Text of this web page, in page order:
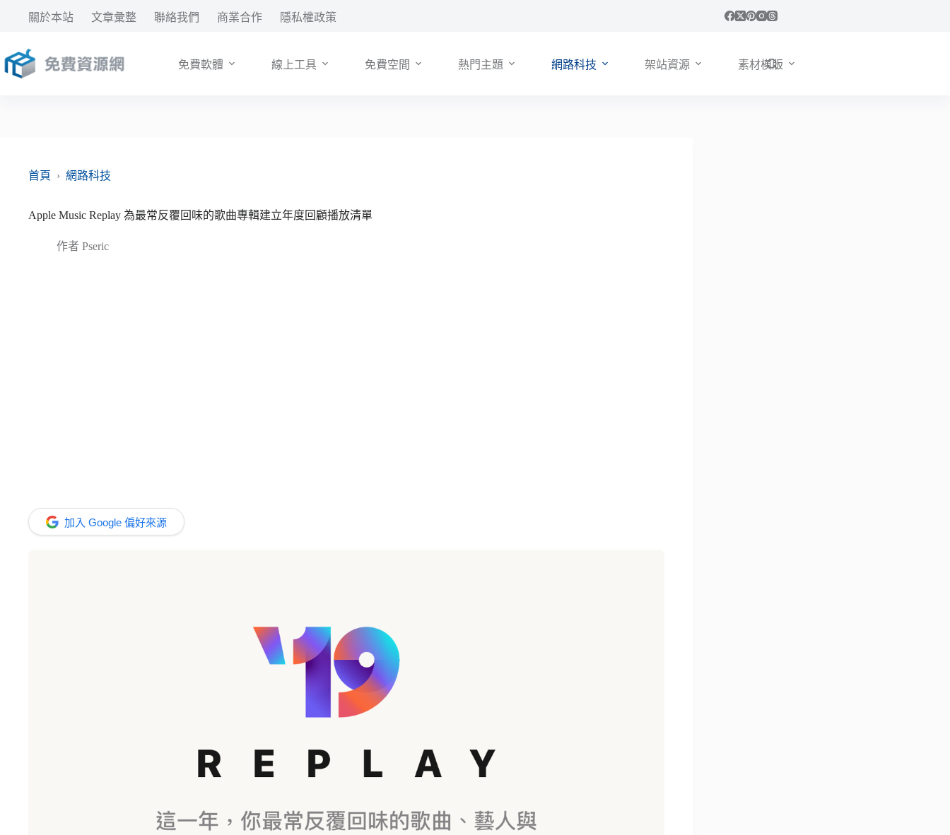
要
內
關於本站 文章彙整 聯絡我們 商業合作 隱私權政策
免費軟體 線上工具 免費空間 熱門主題 網路科技 架站資源 素材模版
首頁 › 網路科技
Apple Music Replay 為最常反覆回味的歌曲專輯建立年度回顧播放清單
作者 Pseric
加入 Google 偏好來源